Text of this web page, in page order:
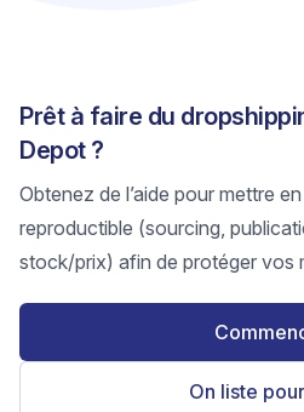
Prêt à faire du
Depot ?
Obtenez de l’aide pour mettre
reproductible (sourcing,
stock/prix) afin de protéger vos
On liste